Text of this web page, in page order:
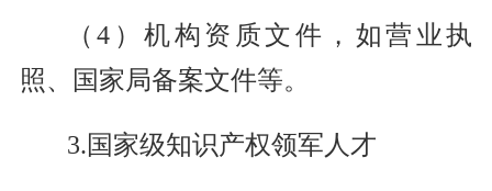
（4）机构资质文件，如营业执
照、国家局备案文件等。
3.国家级知识产权领军人才